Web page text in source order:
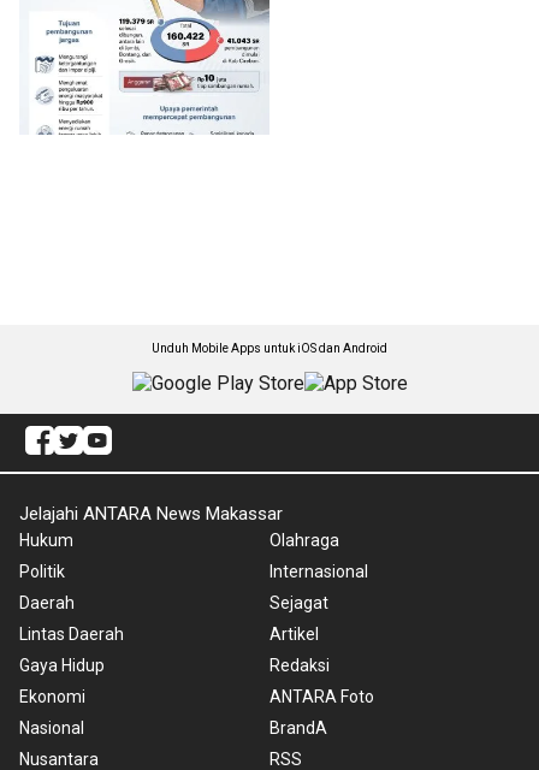
Unduh Mobile Apps untuk iOS dan Android
Jelajahi ANTARA News Makassar
Hukum
Politik
Daerah
Lintas Daerah
Gaya Hidup
Ekonomi
Nasional
Nusantara
Olahraga
Internasional
Sejagat
Artikel
Redaksi
ANTARA Foto
BrandA
RSS